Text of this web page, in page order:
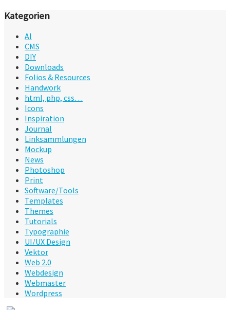
Kategorien
AI
CMS
DIY
Downloads
Folios & Resources
Handwork
html, php, css…
Icons
Inspiration
Journal
Linksammlungen
Mockup
News
Photoshop
Print
Software/Tools
Templates
Themes
Tutorials
Typographie
UI/UX Design
Vektor
Web 2.0
Webdesign
Webmaster
Wordpress